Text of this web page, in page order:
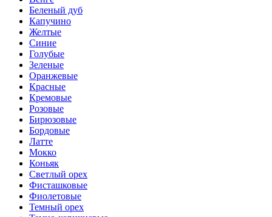
Беленый дуб
Капучино
Желтые
Синие
Голубые
Зеленые
Оранжевые
Красные
Кремовые
Розовые
Бирюзовые
Бордовые
Латте
Мокко
Коньяк
Светлый орех
Фисташковые
Фиолетовые
Темный орех